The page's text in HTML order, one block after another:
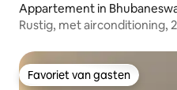
Appartement in
Rustig, met airconditioning,
Favoriet van gasten
Favoriet van gasten